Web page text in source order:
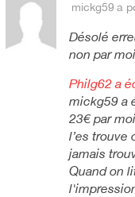
mickg59 a
Désolé
non par
Philg62 a
mickg59 a
23€ par
l’es trouve
jamais
Quand on